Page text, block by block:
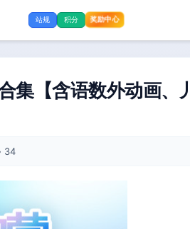
站规 积分 奖励中心
集【含语数外动画
34